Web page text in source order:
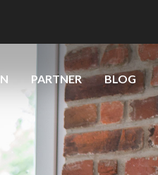
PARTNER BLOG